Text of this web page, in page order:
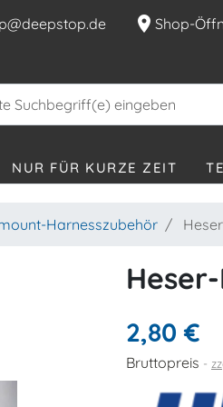
location_on Shop-
NUR FÜR KURZE ZEIT
Harnesszubehör
2,80 €
Bruttopreis